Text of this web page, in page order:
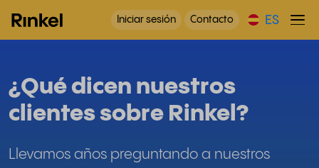
Iniciar sesión Contacto ES
¿Qué dicen nuestros
clientes sobre Rinkel?
Llevamos años preguntando a nuestros